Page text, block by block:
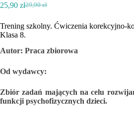
29,90zł
Pierwotna
wynosiła:
29,90 zł.
25,90 złAktualna
wynosi:
25,90 zł.
Trening szkolny. Ćwiczenia korekcyjno-
Klasa 8.
Autor: Praca zbiorowa
Od wydawcy:
Zbiór zadań mających na celu
funkcji psychofizycznych dzieci.